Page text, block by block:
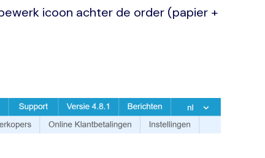
icoon achter de order (papier +